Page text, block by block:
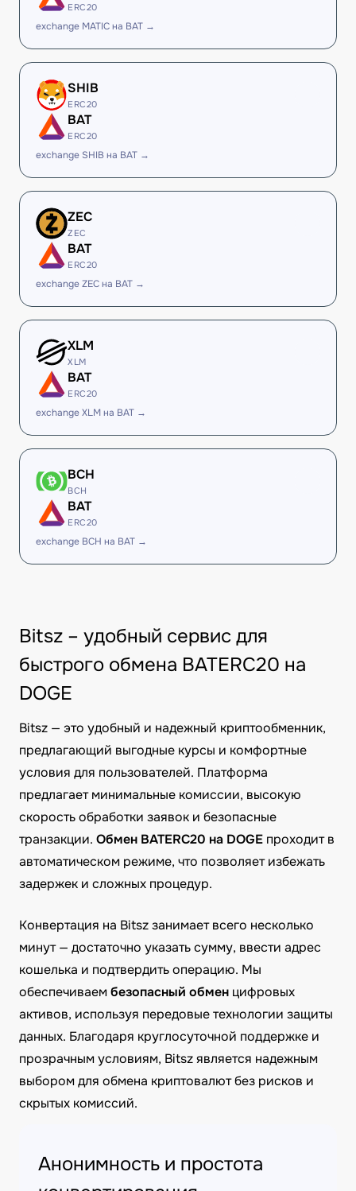
ERC20
exchange MATIC на BAT →
SHIB
ERC20
BAT
ERC20
exchange SHIB на BAT →
ZEC
ZEC
BAT
ERC20
exchange ZEC на BAT →
XLM
XLM
BAT
ERC20
exchange XLM на BAT →
BCH
BCH
BAT
ERC20
exchange BCH на BAT →
Bitsz – удобный сервис для
быстрого обмена BATERC20 на
DOGE
Bitsz — это удобный и надежный криптообменник,
предлагающий выгодные курсы и комфортные
условия для пользователей. Платформа
предлагает минимальные комиссии, высокую
скорость обработки заявок и безопасные
транзакции. Обмен BATERC20 на DOGE проходит в
автоматическом режиме, что позволяет избежать
задержек и сложных процедур.
Конвертация на Bitsz занимает всего несколько
минут — достаточно указать сумму, ввести адрес
кошелька и подтвердить операцию. Мы
обеспечиваембезопасный обмен цифровых
активов, используя передовые технологии защиты
данных. Благодаря круглосуточной поддержке и
прозрачным условиям, Bitsz является надежным
выбором для обмена криптовалют без рисков и
скрытых комиссий.
Анонимность и простота